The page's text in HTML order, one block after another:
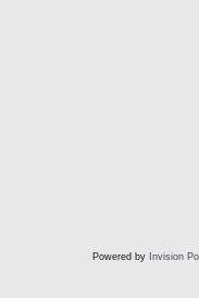
Powered by Invision